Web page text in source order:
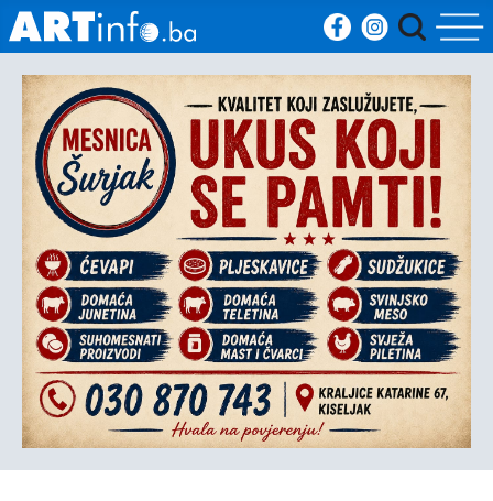
Početna
Vijesti
Sport
Kultura
Crna
kronika
Politika